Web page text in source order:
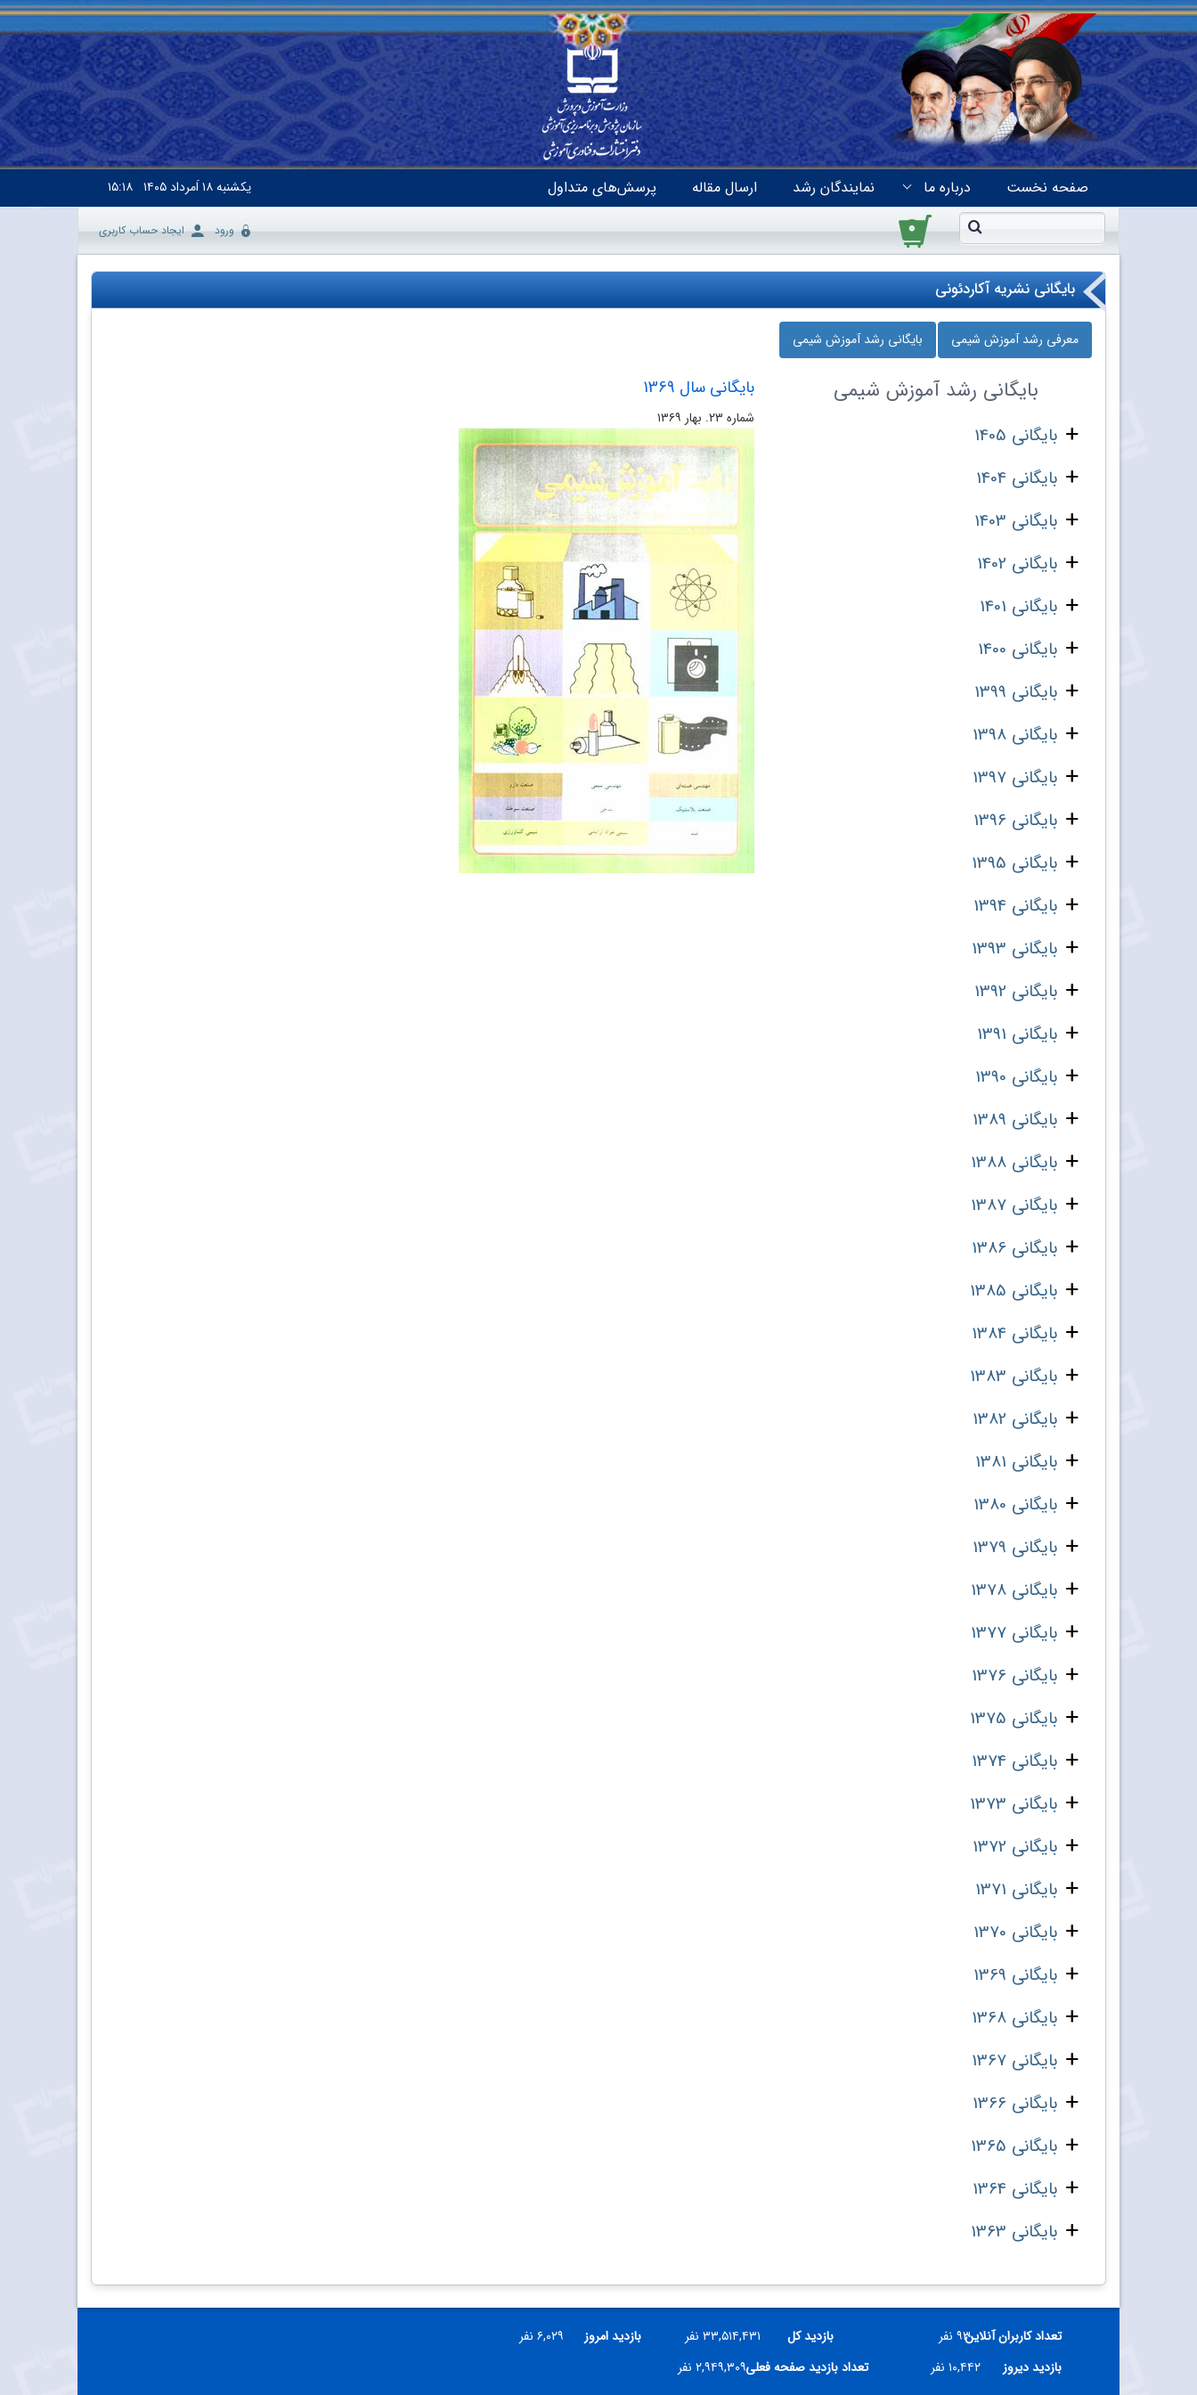
صفحه نخست درباره ما نمایندگان رشد ارسال مقاله پرسش‌های متداول یکشنبه۱۸ اَمرداد ۱۴۰۵ ۱۵:۱۸
۰ ورود ایجاد حساب کاربری
بایگانی نشریه آکاردئونی
معرفی رشد آموزش شیمی بایگانی رشد آموزش شیمی
بایگانی رشد آموزش شیمی
بایگانی 1405
بایگانی 1404
بایگانی 1403
بایگانی 1402
بایگانی 1401
بایگانی 1400
بایگانی 1399
بایگانی 1398
بایگانی 1397
بایگانی 1396
بایگانی 1395
بایگانی 1394
بایگانی 1393
بایگانی 1392
بایگانی 1391
بایگانی 1390
بایگانی 1389
بایگانی 1388
بایگانی 1387
بایگانی 1386
بایگانی 1385
بایگانی 1384
بایگانی 1383
بایگانی 1382
بایگانی 1381
بایگانی 1380
بایگانی 1379
بایگانی 1378
بایگانی 1377
بایگانی 1376
بایگانی 1375
بایگانی 1374
بایگانی 1373
بایگانی 1372
بایگانی 1371
بایگانی 1370
بایگانی 1369
بایگانی 1368
بایگانی 1367
بایگانی 1366
بایگانی 1365
بایگانی 1364
بایگانی 1363
بایگانی سال 1369
شماره ۲۳. بهار ۱۳۶۹
تعداد کاربران آنلاین۹۳ نفر بازدید کل ۳۳,۵۱۴,۴۳۱ نفر بازدید امروز
۶,۰۲۹ نفر
بازدید دیروز
۱۰,۴۴۲ نفر تعداد بازدید صفحه فعلی۲,۹۴۹,۳۰۹ نفر